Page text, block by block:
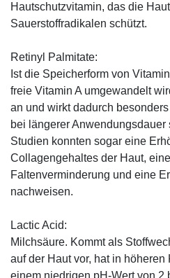
Hautschutzvitamin, das die
Sauerstoffradikalen schützt.
Retinyl Palmitate:
Ist die Speicherform von
freie Vitamin A umgewandelt
an und wirkt dadurch
bei längerer Anwendungsdauer
Studien konnten sogar eine
Collagengehaltes der Haut,
Faltenverminderung und eine
nachweisen.
Lactic Acid:
Milchsäure. Kommt als
auf der Haut vor, hat in